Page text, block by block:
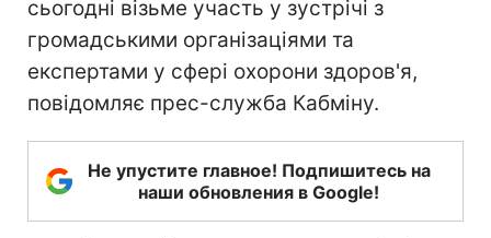
сьогодні візьме участь у зустрічі з
громадськими організаціями та
експертами у сфері охорони здоров'я,
повідомляє прес-служба Кабміну.
Не упустите главное! Подпишитесь на
наши обновления в Google!